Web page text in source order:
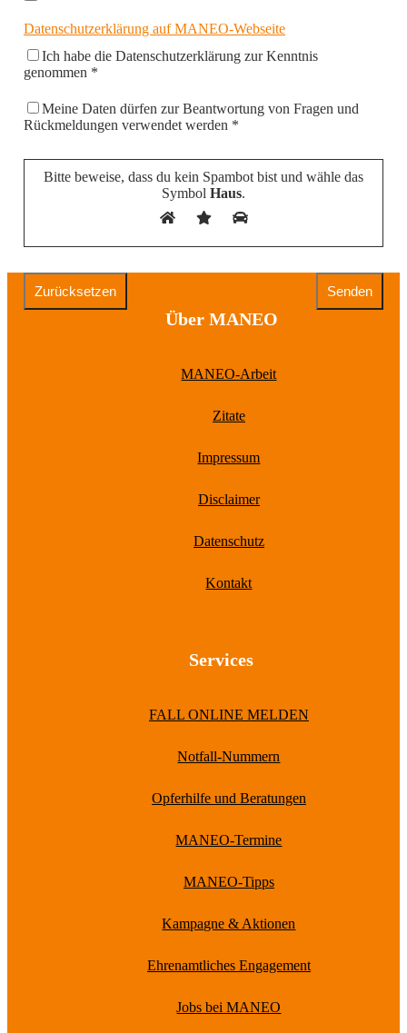
Datenschutzerklärung auf MANEO-Webseite
Ich habe die Datenschutzerklärung zur Kenntnis
genommen *
Meine Daten dürfen zur Beantwortung von Fragen und
Rückmeldungen verwendet werden *
Bitte beweise, dass du kein Spambot bist und wähle das
Symbol Haus.
Über MANEO
MANEO-Arbeit
Zitate
Impressum
Disclaimer
Datenschutz
Kontakt
Services
FALL ONLINE MELDEN
Notfall-Nummern
Opferhilfe und Beratungen
MANEO-Termine
MANEO-Tipps
Kampagne & Aktionen
Ehrenamtliches Engagement
Jobs bei MANEO